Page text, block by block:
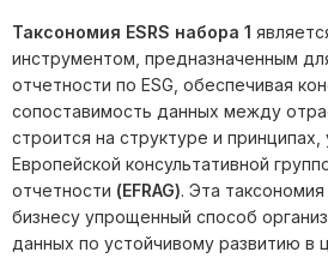
Таксономия ESRS набора 1
инструментом, предназначенным
отчетности по ESG, обеспечивая
сопоставимость данных между
строится на структуре и принципах,
Европейской консультативной
отчетности (EFRAG). Эта
бизнесу упрощенный способ
данных по устойчивому развитию в